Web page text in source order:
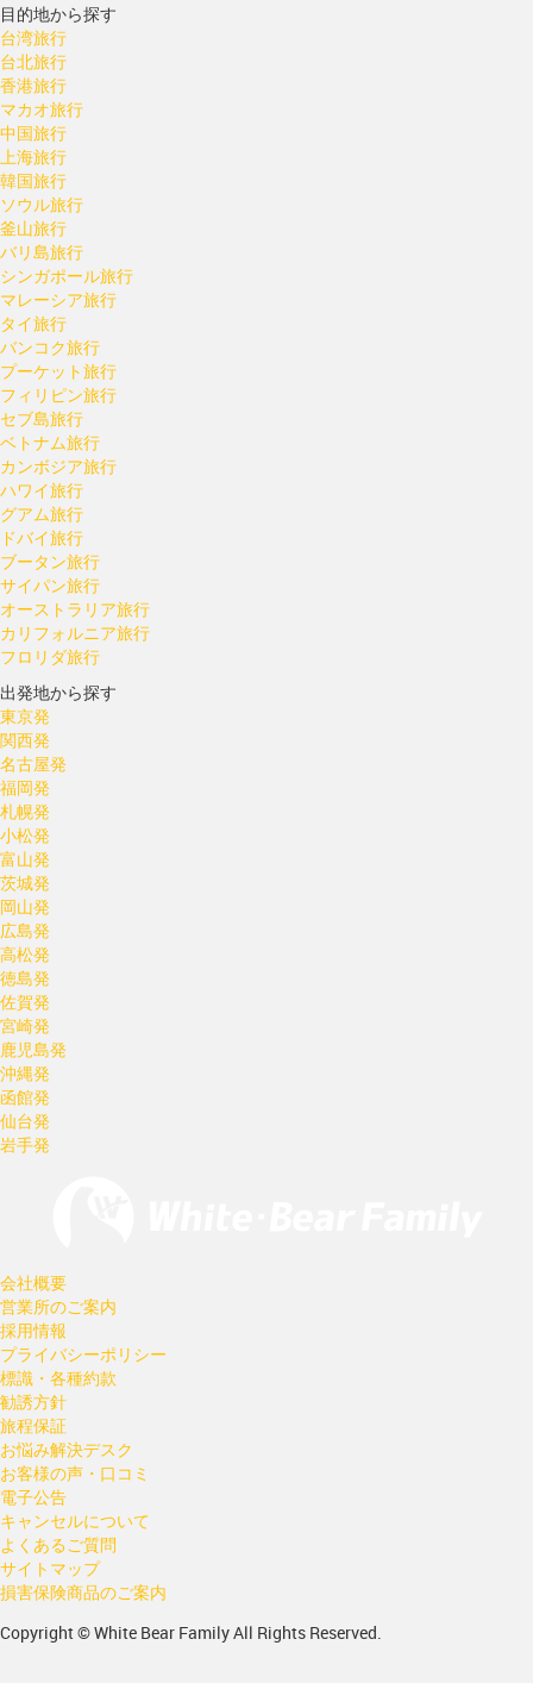
目的地から探す
台湾旅行
台北旅行
香港旅行
マカオ旅行
中国旅行
上海旅行
韓国旅行
ソウル旅行
釜山旅行
バリ島旅行
シンガポール旅行
マレーシア旅行
タイ旅行
バンコク旅行
プーケット旅行
フィリピン旅行
セブ島旅行
ベトナム旅行
カンボジア旅行
ハワイ旅行
グアム旅行
ドバイ旅行
ブータン旅行
サイパン旅行
オーストラリア旅行
カリフォルニア旅行
フロリダ旅行
出発地から探す
東京発
関西発
名古屋発
福岡発
札幌発
小松発
富山発
茨城発
岡山発
広島発
高松発
徳島発
佐賀発
宮崎発
鹿児島発
沖縄発
函館発
仙台発
岩手発
会社概要
営業所のご案内
採用情報
プライバシーポリシー
標識・各種約款
勧誘方針
旅程保証
お悩み解決デスク
お客様の声・口コミ
電子公告
キャンセルについて
よくあるご質問
サイトマップ
損害保険商品のご案内
Copyright © White Bear Family All Rights Reserved.